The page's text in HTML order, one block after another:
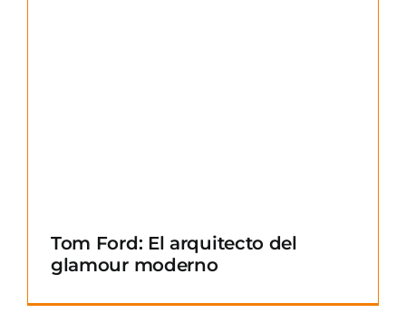
Tom Ford: El arquitecto del
glamour moderno